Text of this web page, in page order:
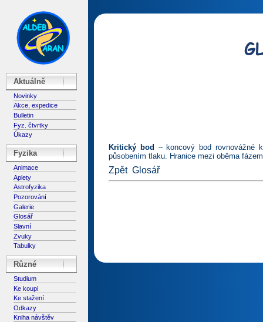
Aktuálně
Novinky
Akce, expedice
Bulletin
Fyz. čtvrtky
Úkazy
Fyzika
Animace
Aplety
Astrofyzika
Pozorování
Galerie
Glosář
Slavní
Zvuky
Tabulky
Různé
Studium
Ke koupi
Ke stažení
Odkazy
Kniha návštěv
Kritický bod – koncový bod rovnovážné
působením tlaku. Hranice mezi oběma
Zpět Glosář